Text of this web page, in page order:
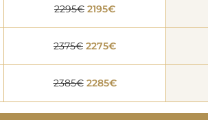
2295€ 2195€
2375€ 2275€
2385€ 2285€